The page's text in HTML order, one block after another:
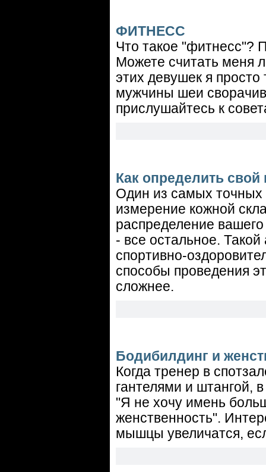
ФИТНЕСС
Что такое "фитнесс"?
Можете считать меня
этих девушек я
мужчины шеи
прислушайтесь к
Как определить свой
Один из самых точных
измерение кожной
распределение
- все остальное.
спортивно-
способы проведения
сложнее.
Бодибилдинг и
Когда тренер в
гантелями и штангой,
"Я не хочу имень
женственность".
мышцы увеличатся,